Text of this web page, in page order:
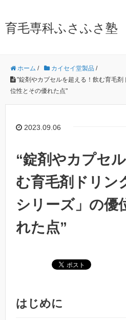
育毛専科ふさふさ塾
ホーム / カイセイ堂製品 /
"錠剤やカプセルを超える！飲む育毛
位性とその優れた点"
2023.09.06
“錠剤やカプセ
む育毛剤ドリン
シリーズ」の優
れた点”
はじめに